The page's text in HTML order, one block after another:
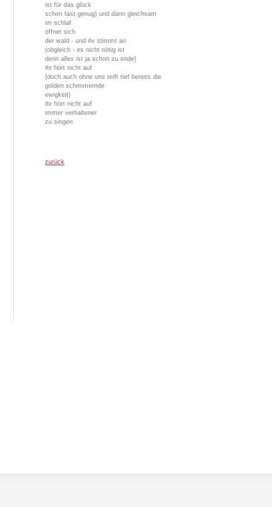
ist für das glück
schon fast genug) und dann gleichsam
im schlaf
öffnet sich
der wald - und ihr stimmt an
(obgleich - es nicht nötig ist
denn alles ist ja schon zu ende)
ihr hört nicht auf
(doch auch ohne uns reift tief bereits die
golden schimmernde
ewigkeit)
ihr hört nicht auf
immer verhaltener
zu singen
zurück